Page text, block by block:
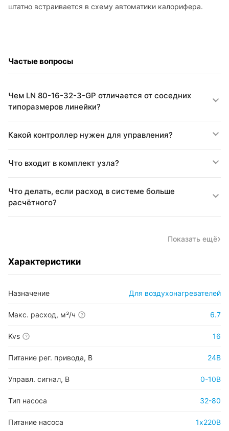
штатно встраивается в схему автоматики калорифера.
Частые вопросы
Чем LN 80-16-32-3-GP отличается от соседних
типоразмеров линейки?
Какой контроллер нужен для управления?
Что входит в комплект узла?
Что делать, если расход в системе больше
расчётного?
Показать ещё
Характеристики
Назначение Для воздухонагревателей
Макс. расход, м³/ч ? 6.7
Kvs ? 16
Питание рег. привода, В 24В
Управл. сигнал, В 0-10В
Тип насоса 32-80
Питание насоса 1х220В